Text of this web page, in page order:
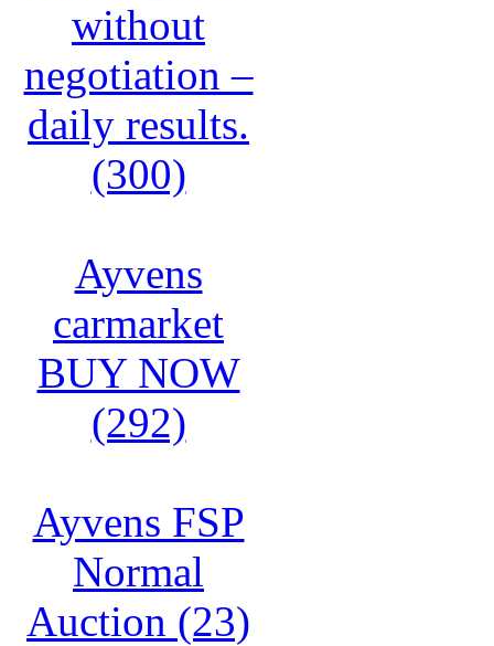
without
negotiation –
daily results.
(300)
Ayvens
carmarket
BUY NOW
(292)
Ayvens FSP
Normal
Auction (23)